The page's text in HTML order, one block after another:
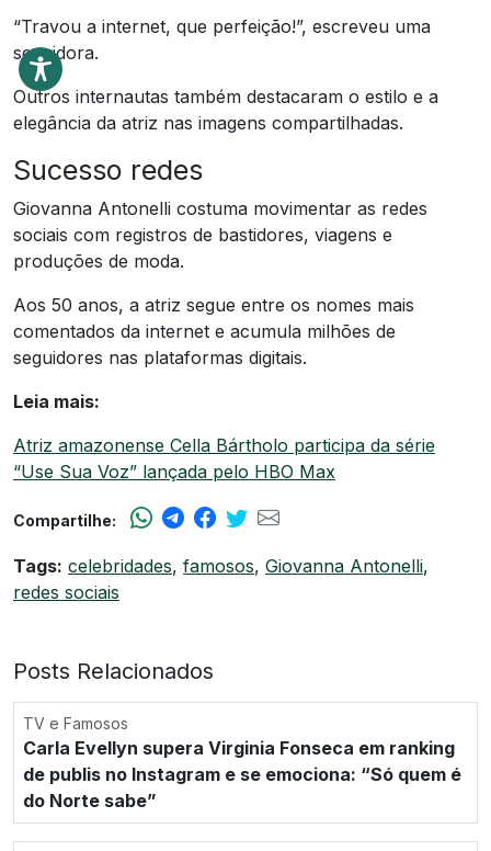
“Travou a internet, que perfeição!”, escreveu uma
seguidora.
Outros internautas também destacaram o estilo e a
elegância da atriz nas imagens compartilhadas.
Sucesso redes
Giovanna Antonelli costuma movimentar as redes
sociais com registros de bastidores, viagens e
produções de moda.
Aos 50 anos, a atriz segue entre os nomes mais
comentados da internet e acumula milhões de
seguidores nas plataformas digitais.
Leia mais:
Atriz amazonense Cella Bártholo participa da série
“Use Sua Voz” lançada pelo HBO Max
Compartilhe:
Tags: celebridades, famosos, Giovanna Antonelli,
redes sociais
Posts Relacionados
TV e Famosos
Carla Evellyn supera Virginia Fonseca em ranking
de publis no Instagram e se emociona: “Só quem é
do Norte sabe”